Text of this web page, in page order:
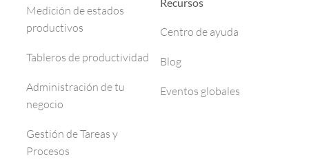
Medición de estados
productivos
Tableros de productividad
Administración de tu
negocio
Gestión de Tareas y
Procesos
Centro de ayuda
Blog
Eventos globales